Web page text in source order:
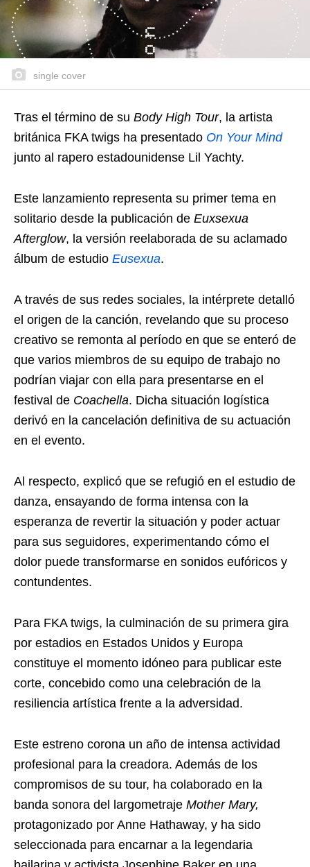
single cover
Tras el término de su Body High Tour, la artista
británica FKA twigs ha presentado On Your Mind
junto al rapero estadounidense Lil Yachty.
Este lanzamiento representa su primer tema en
solitario desde la publicación de Euxsexua
Afterglow, la versión reelaborada de su aclamado
álbum de estudio Eusexua.
A través de sus redes sociales, la intérprete detalló
el origen de la canción, revelando que su proceso
creativo se remonta al período en que se enteró de
que varios miembros de su equipo de trabajo no
podrían viajar con ella para presentarse en el
festival de Coachella. Dicha situación logística
derivó en la cancelación definitiva de su actuación
en el evento.
Al respecto, explicó que se refugió en el estudio de
danza, ensayando de forma intensa con la
esperanza de revertir la situación y poder actuar
para sus seguidores, experimentando cómo el
dolor puede transformarse en sonidos eufóricos y
contundentes.
Para FKA twigs, la culminación de su primera gira
por estadios en Estados Unidos y Europa
constituye el momento idóneo para publicar este
corte, concebido como una celebración de la
resiliencia artística frente a la adversidad.
Este estreno corona un año de intensa actividad
profesional para la creadora. Además de los
compromisos de su tour, ha colaborado en la
banda sonora del largometraje Mother Mary,
protagonizado por Anne Hathaway, y ha sido
seleccionada para encarnar a la legendaria